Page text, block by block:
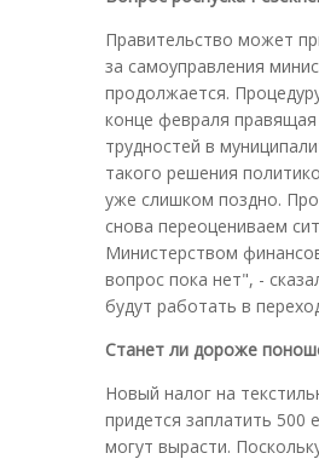
Правительство может
за самоуправления
продолжается.
конце февраля
трудностей в
такого решения
уже слишком поздно.
снова переоцениваем
Министерством
вопрос пока нет", -
будут работать в
Станет ли дороже
Новый налог на
придется заплатить 500
могут вырасти.